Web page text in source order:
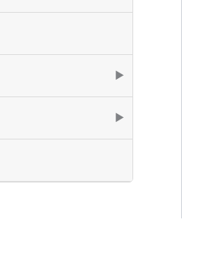
▶
▶